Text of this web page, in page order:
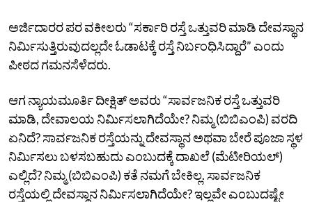
ಅರ್ಜಿದಾರರ ಪರ ವಕೀಲರು “ಸರ್ಕಾರಿ ರಸ್ತೆ ಒತ್ತುವರಿ ಮಾಡಿ ದೇವಸ್ಥಾನ
ನಿರ್ಮಿಸುತ್ತಿರುವುದಲ್ಲದೇ ಓಡಾಟಕ್ಕೆ ರಸ್ತೆ ನಿರ್ಬಂಧಿಸಿದ್ದಾರೆ” ಎಂದು
ಪೀಠದ ಗಮನಸೆಳೆದರು.
ಆಗ ನ್ಯಾಯಮೂರ್ತಿ ದೀಕ್ಷಿತ್‌ ಅವರು “ಸಾರ್ವಜನಿಕ ರಸ್ತೆ ಒತ್ತುವರಿ
ಮಾಡಿ, ದೇವಾಲಯ ನಿರ್ಮಿಸಲಾಗಿದೆಯೇ? ನಿಮ್ಮ (ಬಿಬಿಎಂಪಿ) ವರದಿ
ಏನಿದೆ? ಸಾರ್ವಜನಿಕ ರಸ್ತೆಯನ್ನು ದೇವಸ್ಥಾನ ಅಥವಾ ಬೇರೆ ಪೂಜಾ ಸ್ಥಳ
ನಿರ್ಮಿಸಲು ಬಳಸಬಹುದು ಎಂಬುದಕ್ಕೆ ದಾಖಲೆ (ಮೆಟೀರಿಯಲ್‌)
ಎಲ್ಲಿದೆ? ನಿಮ್ಮ (ಬಿಬಿಎಂಪಿ) ಕತೆ ನಮಗೆ ಬೇಕಿಲ್ಲ. ಸಾರ್ವಜನಿಕ
ರಸ್ತೆಯಲ್ಲಿ ದೇವಸ್ಥಾನ ನಿರ್ಮಿಸಲಾಗಿದೆಯೇ? ಇಲ್ಲವೇ ಎಂಬುದಷ್ಟೇ